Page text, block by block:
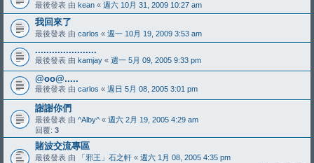
最後發表 由 kean « 週六 10月 31, 2009 10:27 am
我回來了
最後發表 由 carlos « 週一 10月 19, 2009 3:53 am
......................
最後發表 由 kamjay « 週一 5月 09, 2005 9:33 pm
@oo@.....
最後發表 由 carlos « 週日 5月 08, 2005 3:01 pm
謝謝你們
最後發表 由 ^Alby^ « 週六 2月 19, 2005 4:29 am
回覆: 3
賭波交流專區
最後發表 由 「邪王」石之軒 « 週六 1月 08, 2005 4:35 pm